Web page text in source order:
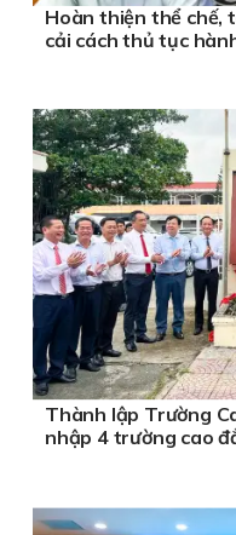
Hoàn thiện thể chế,
cải cách thủ tục
Thành lập Trường
nhập 4 trường cao